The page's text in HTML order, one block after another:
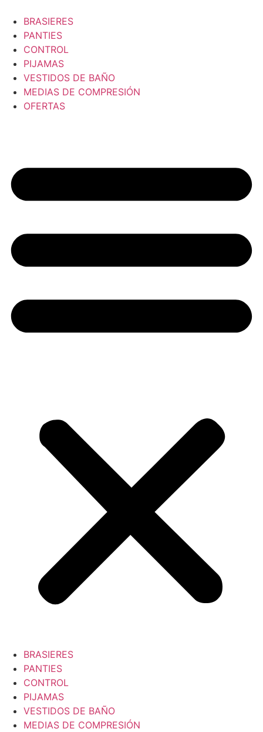
BRASIERES
PANTIES
CONTROL
PIJAMAS
VESTIDOS DE BAÑO
MEDIAS DE COMPRESIÓN
OFERTAS
BRASIERES
PANTIES
CONTROL
PIJAMAS
VESTIDOS DE BAÑO
MEDIAS DE COMPRESIÓN